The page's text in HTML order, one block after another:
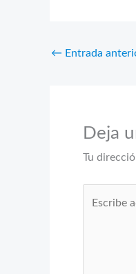
← Entrada
Deja
Tu